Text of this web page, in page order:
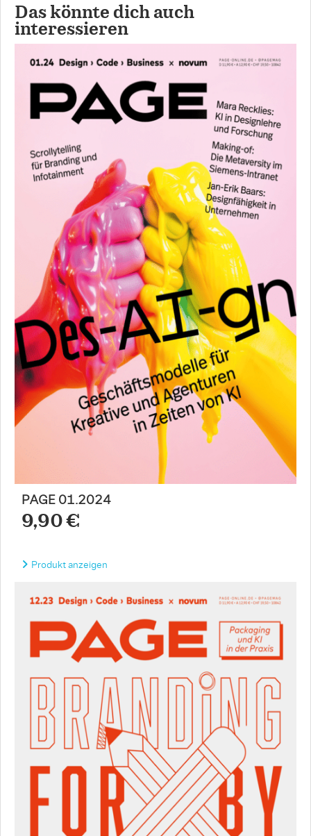
Das könnte dich auch
interessieren
PAGE 01.2024
9,90 €
Produkt anzeigen